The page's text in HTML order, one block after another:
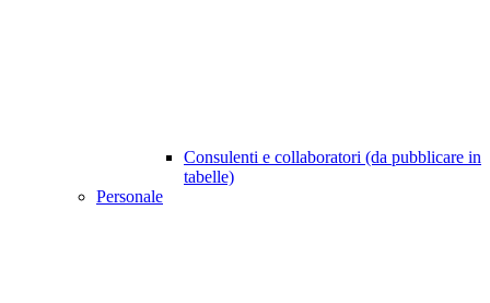
Consulenti e collaboratori (da pubblicare in
tabelle)
Personale